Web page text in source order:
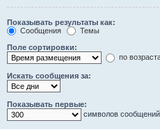
Показывать результаты как:
Сообщения
Темы
Поле сортировки:
по
Искать сообщения за:
Показывать первые:
символов сообщений